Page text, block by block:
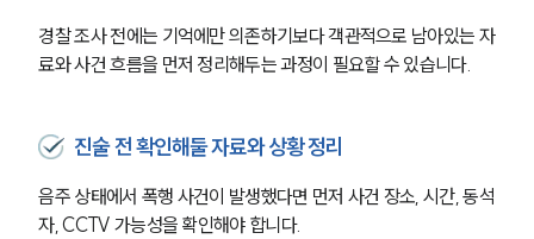
경찰 조사 전에는 기억에만 의존하기보다 객관적으로 남아있는 자
료와 사건 흐름을 먼저 정리해두는 과정이 필요할 수 있습니다.
진술 전 확인해둘 자료와 상황 정리
음주 상태에서 폭행 사건이 발생했다면 먼저 사건 장소, 시간, 동석
자, CCTV 가능성을 확인해야 합니다.